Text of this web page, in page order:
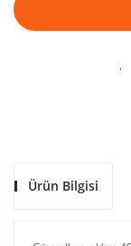
Ürün Bilgisi